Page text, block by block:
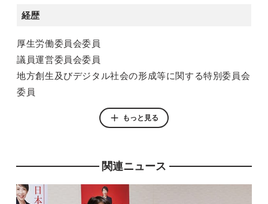
経歴
厚生労働委員会委員
議員運営委員会委員
地方創生及びデジタル社会の形成等に関する特別委員会
委員
党 デジタル社会推進本部こどもDXPT事務局長
党 中央政治大学院副学院長
党 デジタル社会推進本部防災DXPT事務局次長
もっと見る
関連ニュース